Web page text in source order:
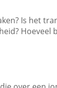
Is het
Hoeveel